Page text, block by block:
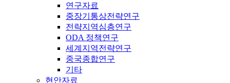
연구자료
중장기통상전략연구
전략지역심층연구
ODA 정책연구
세계지역전략연구
중국종합연구
기타
현안자료